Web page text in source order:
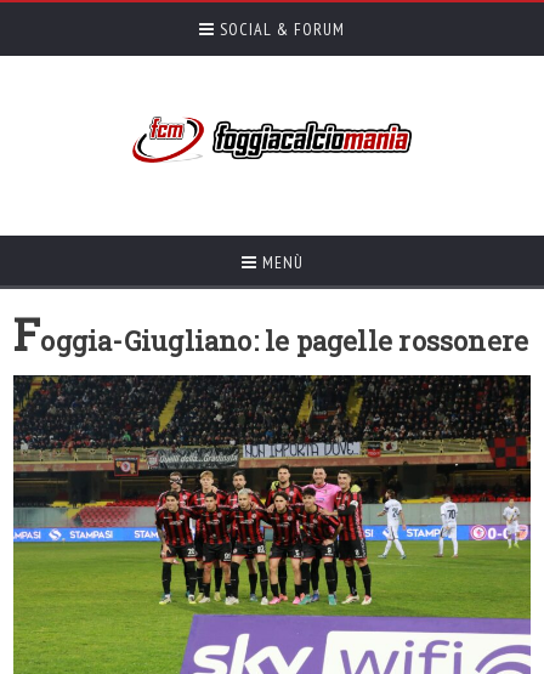
SOCIAL & FORUM
MENÙ
Foggia-Giugliano: le pagelle rossonere